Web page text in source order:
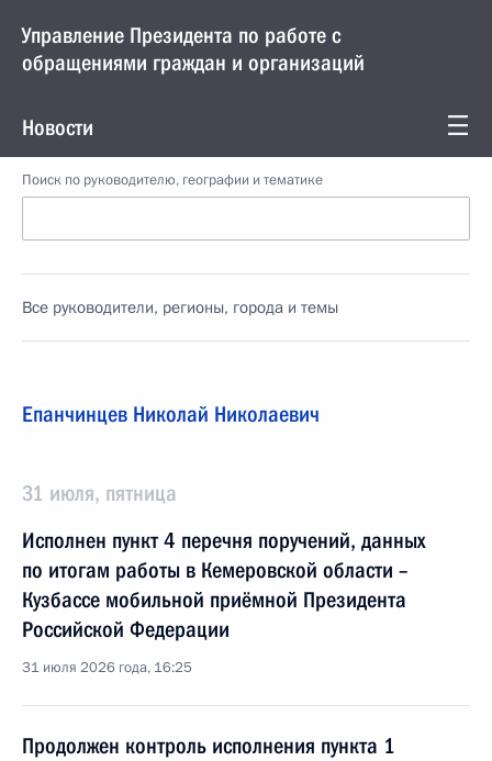
Управление Президента по работе с
обращениями граждан и организаций
Новости
Поиск по руководителю, географии и тематике
Все руководители, регионы, города и темы
Епанчинцев Николай Николаевич
31 июля, пятница
Исполнен пункт 4 перечня поручений, данных
по итогам работы в Кемеровской области –
Кузбассе мобильной приёмной Президента
Российской Федерации
31 июля 2026 года, 16:25
Продолжен контроль исполнения пункта 1